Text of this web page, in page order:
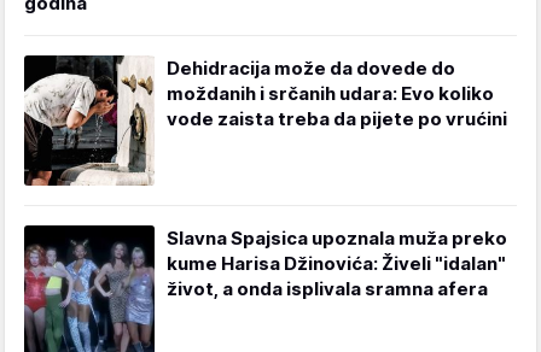
Dehidracija može da dovede do
moždanih i srčanih udara: Evo koliko
vode zaista treba da pijete po vrućini
Slavna Spajsica upoznala muža preko
kume Harisa Džinovića: Živeli "idalan"
život, a onda isplivala sramna afera